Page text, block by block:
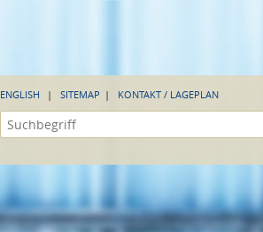
ENGLISH SITEMAP KONTAKT / LAGEPLAN